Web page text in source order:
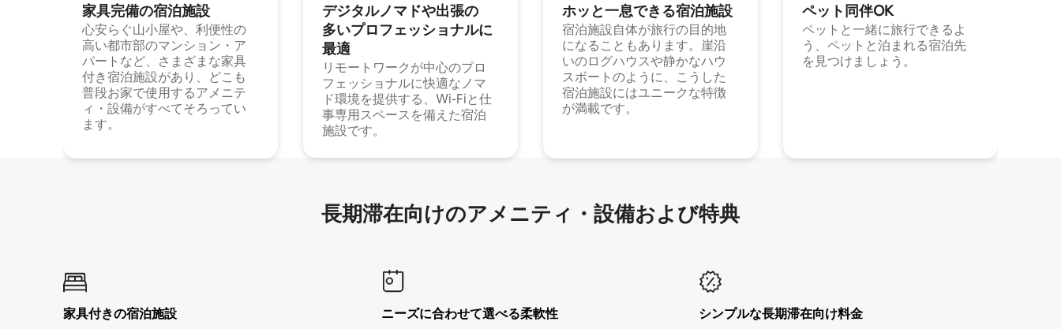
家具完備の宿⁠泊⁠施⁠設
心安らぐ山小屋や、利便性の
高い都市部のマンション・ア
パートなど、さまざまな家具
付き宿泊施設があり、どこも
普段お家で使用するアメニテ
ィ・設備がすべてそろってい
ます。
デジタルノマドや出⁠張⁠の
多⁠いプ⁠ロ⁠フ⁠ェ⁠ッ⁠シ⁠ョ⁠ナ⁠ル⁠に
最⁠適
リモートワークが中心のプロ
フェッショナルに快適なノマ
ド環境を提供する、Wi-Fiと仕
事専用スペースを備えた宿泊
施設です。
ホッと一⁠息⁠で⁠き⁠る宿⁠泊施⁠設
宿泊施設自体が旅行の目的地
になることもあります。崖沿
いのログハウスや静かなハウ
スボートのように、こうした
宿泊施設にはユニークな特徴
が満載です。
ペット同⁠伴OK
ペットと一緒に旅行できるよ
う、ペットと泊まれる宿泊先
を見つけましょう。
長期滞在向け⁠のア⁠メ⁠ニ⁠テ⁠ィ⁠・設⁠備⁠および特⁠典
家具付き⁠の宿⁠泊⁠施⁠設
ニーズに合わせて選べる柔軟性
シンプルな長期滞在向け料金